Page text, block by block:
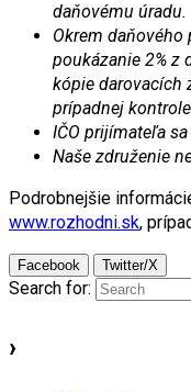
daňovému úradu.
Okrem daňového
poukázanie 2% z
kópie darovacích
prípadnej
IČO prijímateľa
Naše združenie
Podrobnejšie
www.rozhodni.sk,
Facebook Twitter/X
Search for:
›